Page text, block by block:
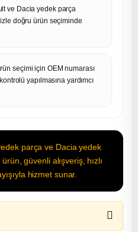
ve Dacia yedek parça
doğru ürün seçiminde
seçimi için OEM numarası
yapılmasına yardımcı
parça ve Dacia yedek
güvenli alışveriş, hızlı
hizmet sunar.